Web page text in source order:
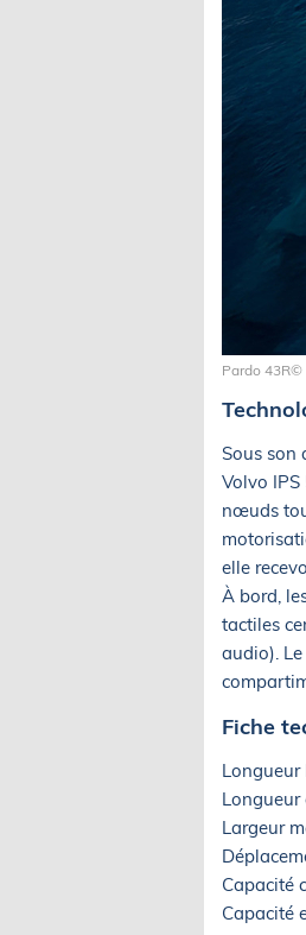
Pardo 43R©
Sous son
Volvo
nœuds
elle
À bord,
tactiles
audio).
Fiche
Longueur
Longueur
Largeur
Capacité
Capacité